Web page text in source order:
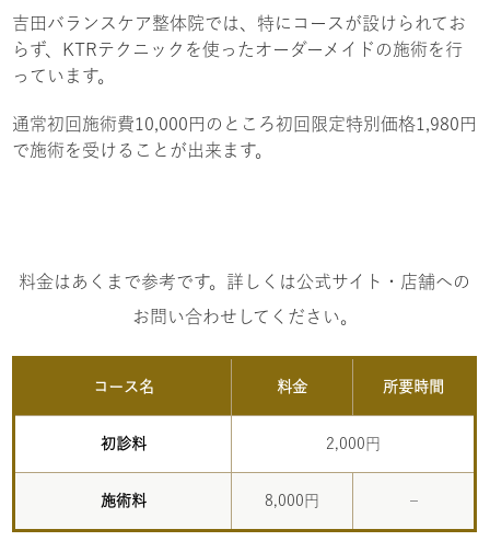
吉田バランスケア整体院では、特にコースが設けられてお
らず、KTRテクニックを使ったオーダーメイドの施術を行
っています。
通常初回施術費10,000円のところ初回限定特別価格1,980円
で施術を受けることが出来ます。
料金はあくまで参考です。詳しくは公式サイト・店舗への
お問い合わせしてください。
コース名 料金 所要時間
初診料 2,000円
施術料 8,000円 –